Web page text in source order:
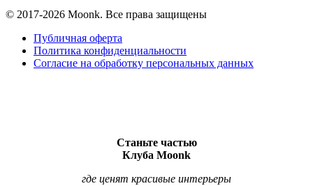
© 2017-2026 Moonk. Все права защищены
Публичная оферта
Политика конфиденциальности
Согласие на обработку персональных данных
Станьте частью
Клуба Moonk
где ценят красивые интерьеры